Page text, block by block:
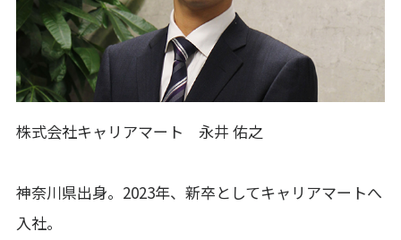
株式会社キャリアマート 永井 佑之
神奈川県出身。2023年、新卒としてキャリアマートへ
入社。